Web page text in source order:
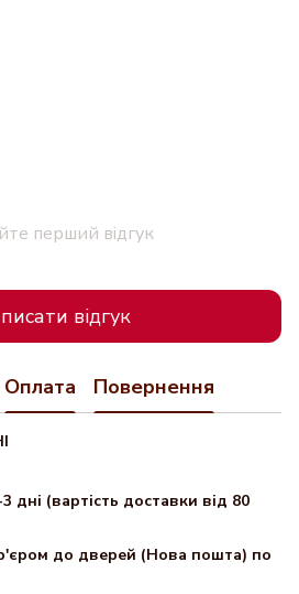
перший відгук
відгук
Оплата Повернення
3 дні (вартість доставки від 80
до дверей (Нова пошта) по